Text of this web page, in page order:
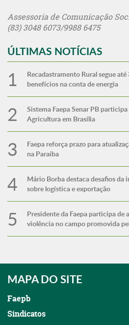
Assessoria de Comunicação
(83) 3048 6073/9988 6475
ÚLTIMAS NOTÍCIAS
Recadastramento Rural segue
benefícios na conta de energia
Sistema Faepa Senar PB
Agricultura em Brasília
Faepa reforça prazo para
na Paraíba
Mário Borba destaca desafios
sobre logística e exportação
Presidente da Faepa participa de
violência no campo promovida
MAPA DO SITE
Faepb
Sindicatos